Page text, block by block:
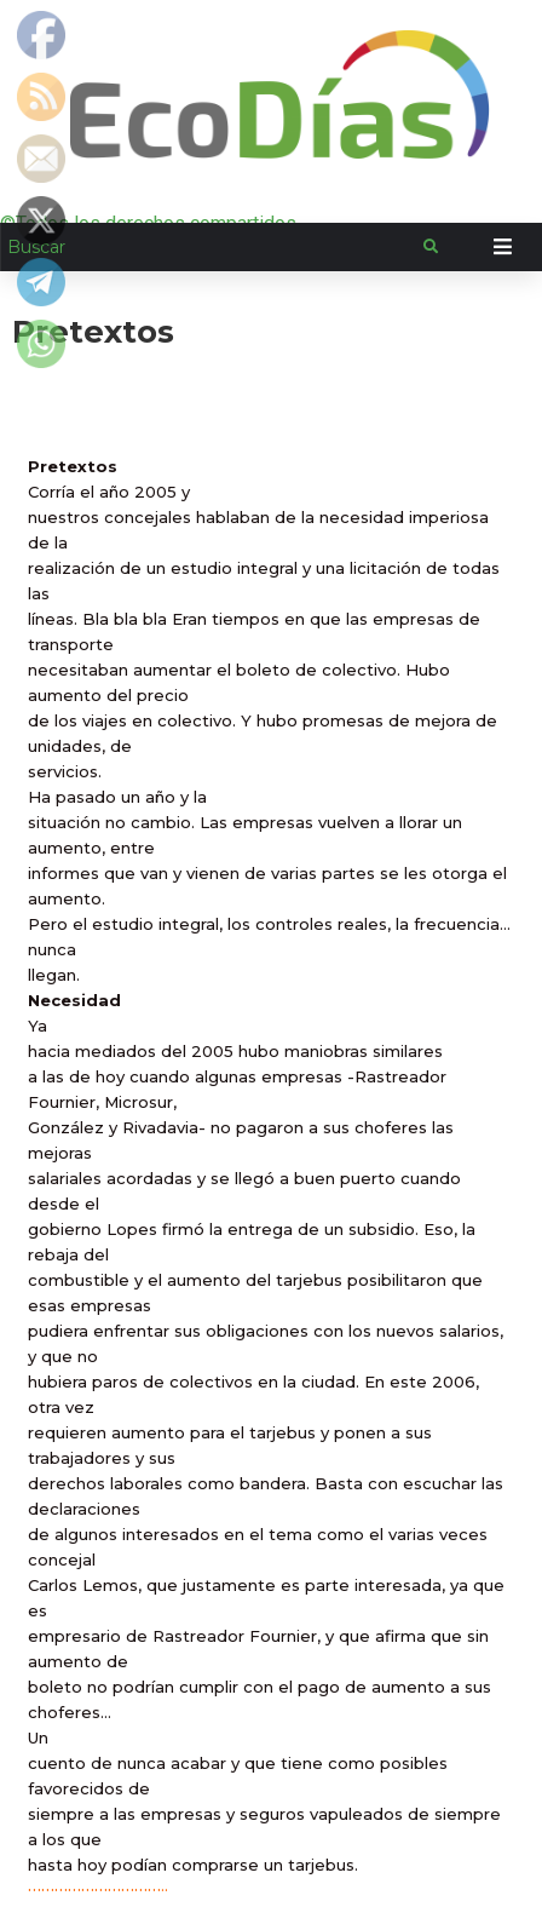
©Todos los derechos compartidos
Pretextos
Pretextos
Corría el año 2005 y
nuestros concejales hablaban de la necesidad imperiosa
de la
realización de un estudio integral y una licitación de todas
las
líneas. Bla bla bla Eran tiempos en que las empresas de
transporte
necesitaban aumentar el boleto de colectivo. Hubo
aumento del precio
de los viajes en colectivo. Y hubo promesas de mejora de
unidades, de
servicios.
Ha pasado un año y la
situación no cambio. Las empresas vuelven a llorar un
aumento, entre
informes que van y vienen de varias partes se les otorga el
aumento.
Pero el estudio integral, los controles reales, la frecuencia…
nunca
llegan.
Necesidad
Ya
hacia mediados del 2005 hubo maniobras similares
a las de hoy cuando algunas empresas -Rastreador
Fournier, Microsur,
González y Rivadavia- no pagaron a sus choferes las
mejoras
salariales acordadas y se llegó a buen puerto cuando
desde el
gobierno Lopes firmó la entrega de un subsidio. Eso, la
rebaja del
combustible y el aumento del tarjebus posibilitaron que
esas empresas
pudiera enfrentar sus obligaciones con los nuevos salarios,
y que no
hubiera paros de colectivos en la ciudad. En este 2006,
otra vez
requieren aumento para el tarjebus y ponen a sus
trabajadores y sus
derechos laborales como bandera. Basta con escuchar las
declaraciones
de algunos interesados en el tema como el varias veces
concejal
Carlos Lemos, que justamente es parte interesada, ya que
es
empresario de Rastreador Fournier, y que afirma que sin
aumento de
boleto no podrían cumplir con el pago de aumento a sus
choferes…
Un
cuento de nunca acabar y que tiene como posibles
favorecidos de
siempre a las empresas y seguros vapuleados de siempre
a los que
hasta hoy podían comprarse un tarjebus.
…………………………..